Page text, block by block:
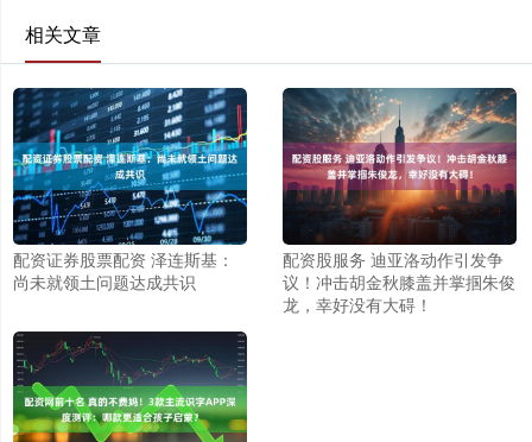
相关文章
配资证券股票配资 泽连斯基：
尚未就领土问题达成共识
配资股服务 迪亚洛动作引发争
议！冲击胡金秋膝盖并掌掴朱俊
龙，幸好没有大碍！